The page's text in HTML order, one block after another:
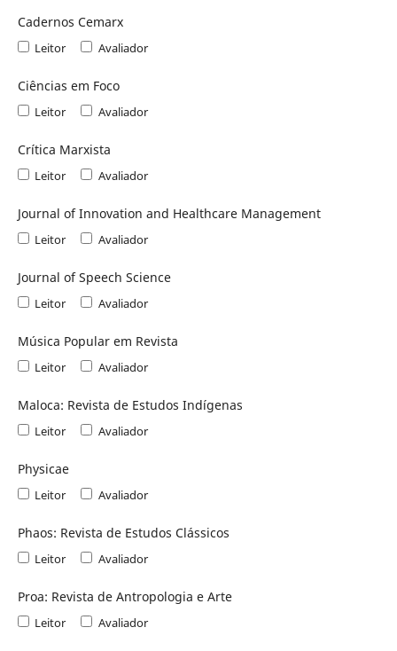
Cadernos Cemarx
Leitor Avaliador
Ciências em Foco
Leitor Avaliador
Crítica Marxista
Leitor Avaliador
Journal of Innovation and Healthcare Management
Leitor Avaliador
Journal of Speech Science
Leitor Avaliador
Música Popular em Revista
Leitor Avaliador
Maloca: Revista de Estudos Indígenas
Leitor Avaliador
Physicae
Leitor Avaliador
Phaos: Revista de Estudos Clássicos
Leitor Avaliador
Proa: Revista de Antropologia e Arte
Leitor Avaliador